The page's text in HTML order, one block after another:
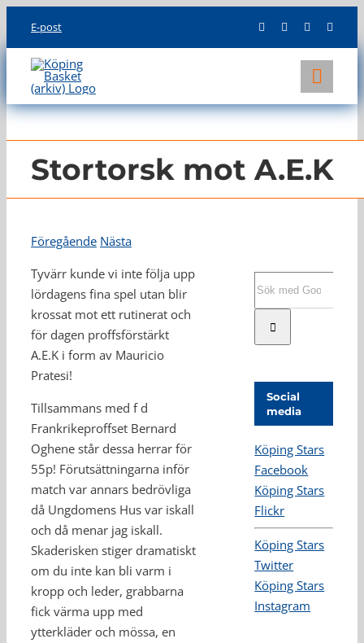
content
E-post
KLUBBEN
INFO
Stortorsk mot A.E.K
Föregående Nästa
Tyvärr kunde vi inte följa upp
lördagens fina spel utan blir
krossat mot ett rutinerat och
för dagen proffsförstärkt
A.E.K i form av Mauricio
Pratesi!
Tillsammans med f d
Frankrikeproffset Bernard
Oghene står dessa herrar för
55p! Förutsättningarna inför
match var annars bedrövliga
då Ungdomens Hus var iskall
och då menar jag iskall.
Skaderisken stiger dramatiskt
om du inte kan bli varm i
kropp och leder, grabbarna
fick värma upp med
ytterkläder och mössa, en
Social
media
Köping Stars
Facebook
Köping Stars
Flickr
Köping Stars
Twitter
Köping Stars
Instagram